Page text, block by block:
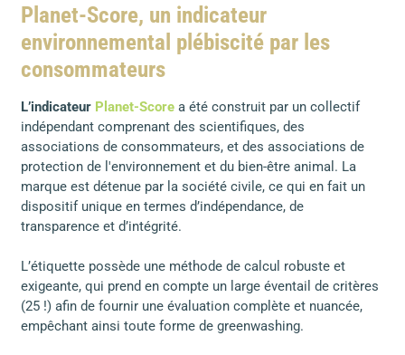
Planet-Score, un indicateur
environnemental plébiscité par les
consommateurs
L’indicateur Planet-Scorea été construit par un collectif
indépendant comprenant des scientifiques, des
associations de consommateurs, et des associations de
protection de l'environnement et du bien-être animal. La
marque est détenue par la société civile, ce qui en fait un
dispositif unique en termes d’indépendance, de
transparence et d’intégrité.
L’étiquette possède une méthode de calcul robuste et
exigeante, qui prend en compte un large éventail de critères
(25 !) afin de fournir une évaluation complète et nuancée,
empêchant ainsi toute forme de greenwashing.